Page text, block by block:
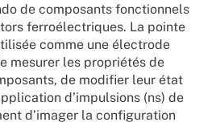
de composants fonctionnels
ferroélectriques. La pointe
comme une électrode
mesurer les propriétés de
de modifier leur état
d’impulsions (ns) de
d’imager la configuration